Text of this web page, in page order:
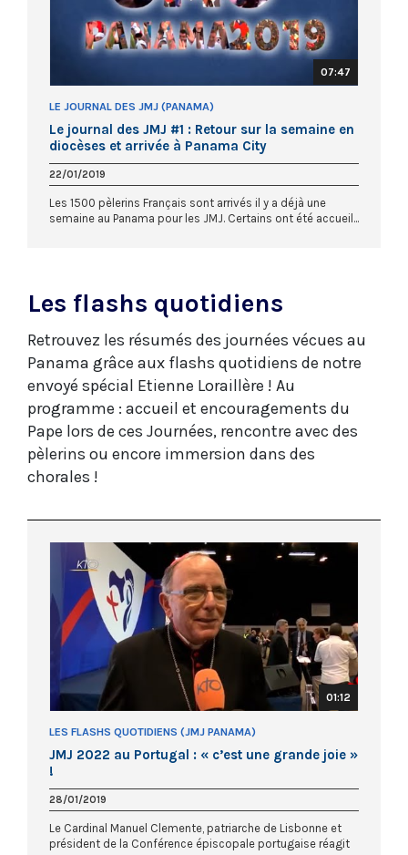
07:47
LE JOURNAL DES JMJ (PANAMA)
Le journal des JMJ #1 : Retour sur la semaine en
diocèses et arrivée à Panama City
22/01/2019
Les 1500 pèlerins Français sont arrivés il y a déjà une
semaine au Panama pour les JMJ. Certains ont été accueil...
Les flashs quotidiens
Retrouvez les résumés des journées vécues au
Panama grâce aux flashs quotidiens de notre
envoyé spécial Etienne Loraillère ! Au
programme : accueil et encouragements du
Pape lors de ces Journées, rencontre avec des
pèlerins ou encore immersion dans des
chorales !
01:12
LES FLASHS QUOTIDIENS (JMJ PANAMA)
JMJ 2022 au Portugal : « c’est une grande joie »
!
28/01/2019
Le Cardinal Manuel Clemente, patriarche de Lisbonne et
président de la Conférence épiscopale portugaise réagit